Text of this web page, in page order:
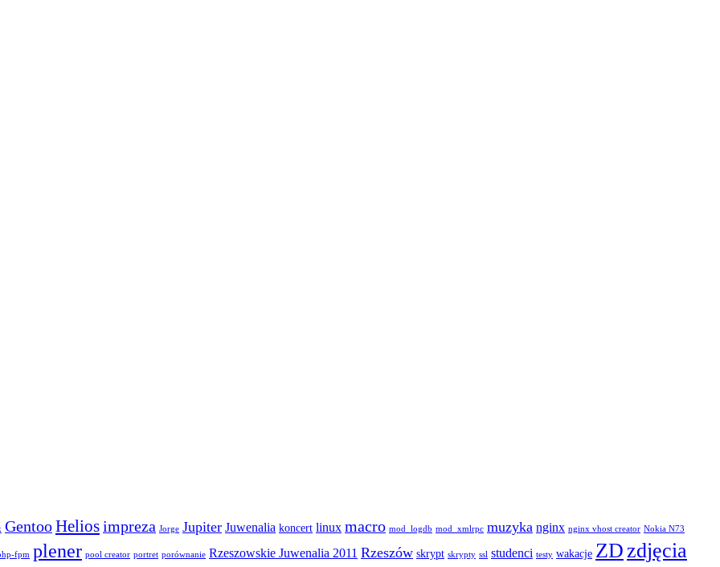
GentooHeliosimpreza Jorge Jupiter Juwenalia koncert linux macro mod_logdb mod_xmlrpc muzyka nginx nginx vhost creator Nokia N73
fpm plener pool creator portret porównanie Rzeszowskie Juwenalia 2011 Rzeszów skrypt skrypty ssl studenci testy wakacje ZDzdjęcia